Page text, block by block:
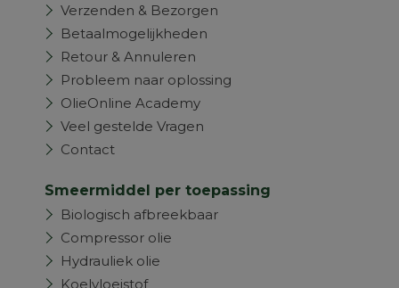
Verzenden & Bezorgen
Betaalmogelijkheden
Retour & Annuleren
Probleem naar oplossing
OlieOnline Academy
Veel gestelde Vragen
Contact
Smeermiddel per toepassing
Biologisch afbreekbaar
Compressor olie
Hydrauliek olie
Koelvloeistof